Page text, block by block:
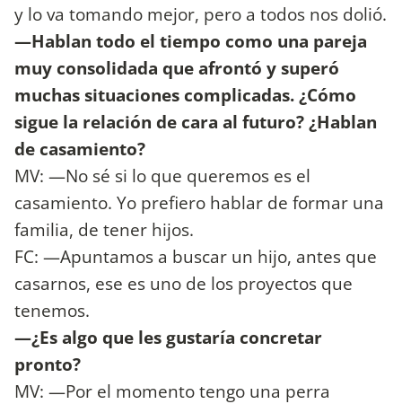
y lo va tomando mejor, pero a todos nos dolió.
—Hablan todo el tiempo como una pareja
muy consolidada que afrontó y superó
muchas situaciones complicadas. ¿Cómo
sigue la relación de cara al futuro? ¿Hablan
de casamiento?
MV: —No sé si lo que queremos es el
casamiento. Yo prefiero hablar de formar una
familia, de tener hijos.
FC: —Apuntamos a buscar un hijo, antes que
casarnos, ese es uno de los proyectos que
tenemos.
—¿Es algo que les gustaría concretar
pronto?
MV: —Por el momento tengo una perra